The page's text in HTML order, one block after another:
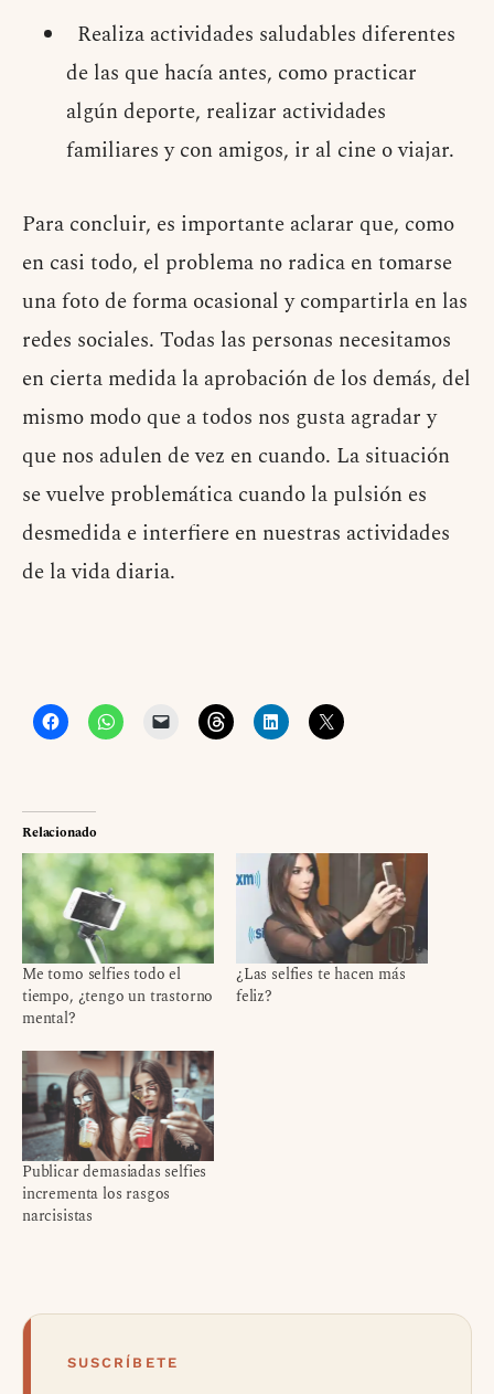
Realiza actividades saludables diferentes
de las que hacía antes, como practicar
algún deporte, realizar actividades
familiares y con amigos, ir al cine o viajar.
Para concluir, es importante aclarar que, como
en casi todo, el problema no radica en tomarse
una foto de forma ocasional y compartirla en las
redes sociales. Todas las personas necesitamos
en cierta medida la aprobación de los demás, del
mismo modo que a todos nos gusta agradar y
que nos adulen de vez en cuando. La situación
se vuelve problemática cuando la pulsión es
desmedida e interfiere en nuestras actividades
de la vida diaria.
Relacionado
Me tomo selfies todo el
tiempo, ¿tengo un trastorno
mental?
¿Las selfies te hacen más
feliz?
Publicar demasiadas selfies
incrementa los rasgos
narcisistas
SUSCRÍBETE